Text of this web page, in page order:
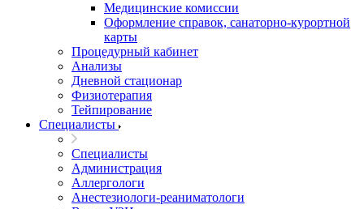
Медицинские комиссии
Оформление справок, санаторно-курортной
карты
Процедурный кабинет
Анализы
Дневной стационар
Физиотерапия
Тейпирование
Специалисты
Специалисты
Администрация
Аллергологи
Анестезиологи-реаниматологи